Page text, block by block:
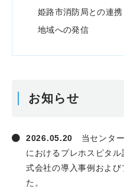
姫路市消防局との連携
地域への発信
お知らせ
2026.05.20 当センター
におけるプレホスピタ
式会社の導入事例およ
た。